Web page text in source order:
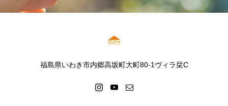
福島県いわき市内郷高坂町大町80-1ヴィラ栞C